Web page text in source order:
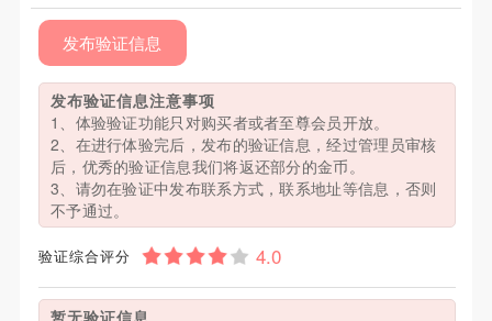
发布验证信息
发布验证信息注意事项
1、体验验证功能只对购买者或者至尊会员开放。
2、在进行体验完后，发布的验证信息，经过管理员审核
后，优秀的验证信息我们将返还部分的金币。
3、请勿在验证中发布联系方式，联系地址等信息，否则
不予通过。
验证综合评分